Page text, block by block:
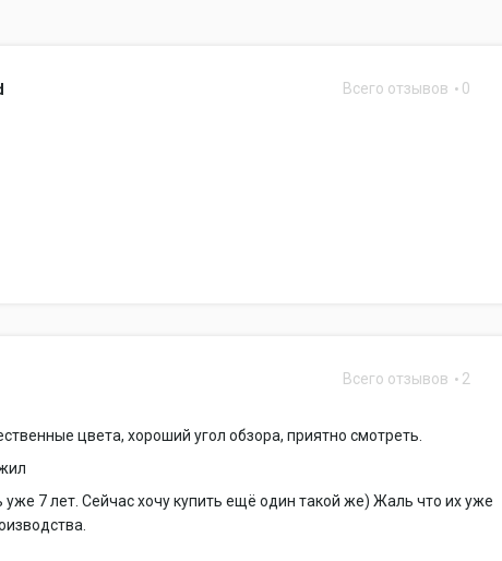
Всего отзывов 0
Всего отзывов 2
цвета, хороший угол обзора, приятно смотреть.
уже 7 лет. Сейчас хочу купить ещё один такой же) Жаль что их уже